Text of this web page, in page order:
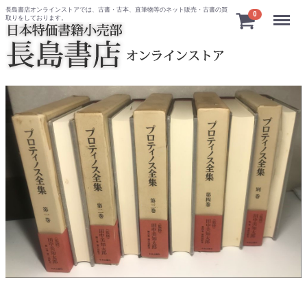
長島書店オンラインストアでは、古書・古本、直筆物等のネット販売・古書の買
取りをしております。
0 Menu